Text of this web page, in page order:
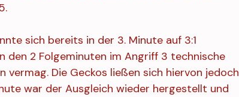
sich bereits in der 3. Minute auf 3:1
den 2 Folgeminuten im Angriff 3 technische
vermag. Die Geckos ließen sich hiervon jedoch
war der Ausgleich wieder hergestellt und